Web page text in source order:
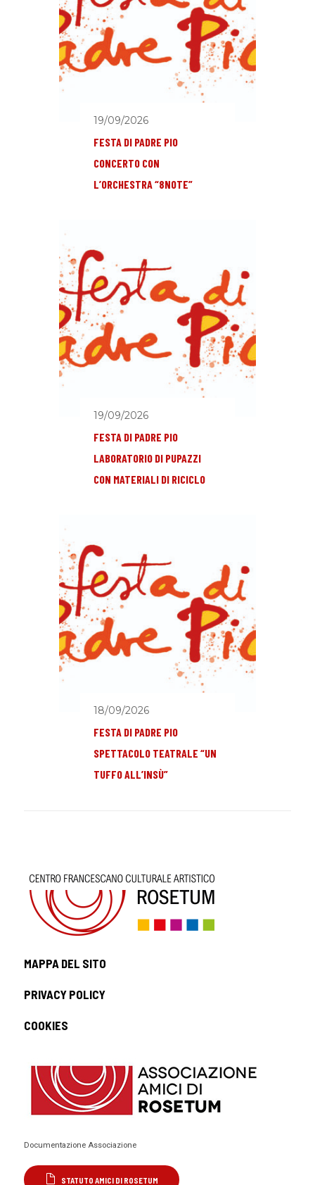
19/09/2026
FESTA DI PADRE PIO
CONCERTO CON
L’ORCHESTRA “8NOTE”
19/09/2026
FESTA DI PADRE PIO
LABORATORIO DI PUPAZZI
CON MATERIALI DI RICICLO
18/09/2026
FESTA DI PADRE PIO
SPETTACOLO TEATRALE “UN
TUFFO ALL’INSÙ”
MAPPA DEL SITO
PRIVACY POLICY
COOKIES
Documentazione Associazione
STATUTO AMICI DI ROSETUM